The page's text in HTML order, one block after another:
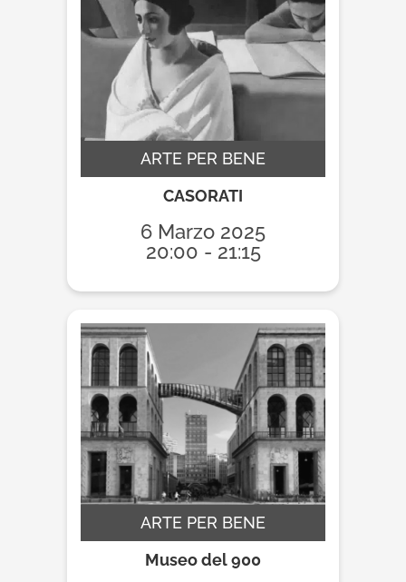
ARTE PER BENE
CASORATI
6 Marzo 2025
20:00 - 21:15
ARTE PER BENE
Museo del 900